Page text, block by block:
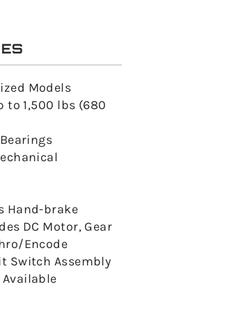
Models
to 1,500 lbs (680
Hand-brake
DC Motor, Gear
Encode
Switch Assembly